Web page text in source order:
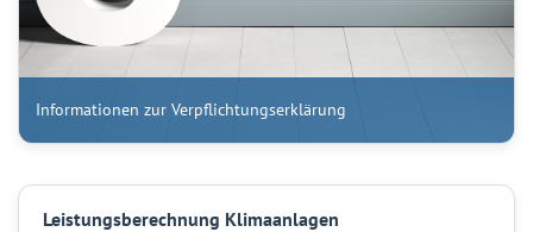
Informationen zur Verpflichtungserklärung
Leistungsberechnung Klimaanlagen